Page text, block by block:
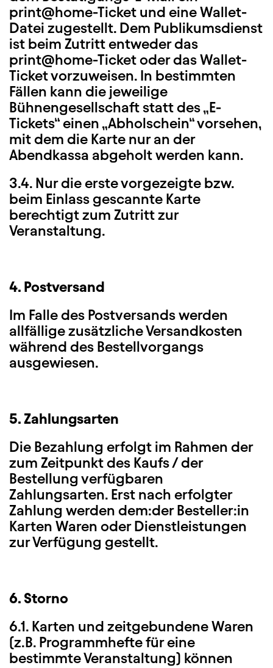
print@home-Ticket und eine Wallet-
Datei zugestellt. Dem Publikumsdienst
ist beim Zutritt entweder das
print@home-Ticket oder das Wallet-
Ticket vorzuweisen. In bestimmten
Fällen kann die jeweilige
Bühnengesellschaft statt des „E-
Tickets“ einen „Abholschein“ vorsehen,
mit dem die Karte nur an der
Abendkassa abgeholt werden kann.
3.4. Nur die erste vorgezeigte bzw.
beim Einlass gescannte Karte
berechtigt zum Zutritt zur
Veranstaltung.
4. Postversand
Im Falle des Postversands werden
allfällige zusätzliche Versandkosten
während des Bestellvorgangs
ausgewiesen.
5. Zahlungsarten
Die Bezahlung erfolgt im Rahmen der
zum Zeitpunkt des Kaufs / der
Bestellung verfügbaren
Zahlungsarten. Erst nach erfolgter
Zahlung werden dem:der Besteller:in
Karten Waren oder Dienstleistungen
zur Verfügung gestellt.
6. Storno
6.1. Karten und zeitgebundene Waren
(z.B. Programmhefte für eine
bestimmte Veranstaltung) können